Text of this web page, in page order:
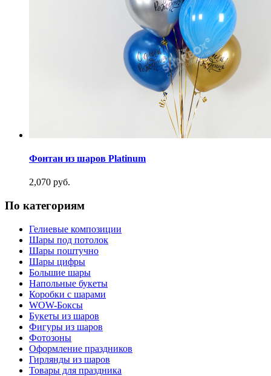
Фонтан из шаров Platinum
2,070 руб.
По категориям
Гелиевые композиции
Шары под потолок
Шары поштучно
Шары цифры
Большие шары
Напольные букеты
Коробки с шарами
WOW-Боксы
Букеты из шаров
Фигуры из шаров
Фотозоны
Оформление праздников
Гирлянды из шаров
Товары для праздника